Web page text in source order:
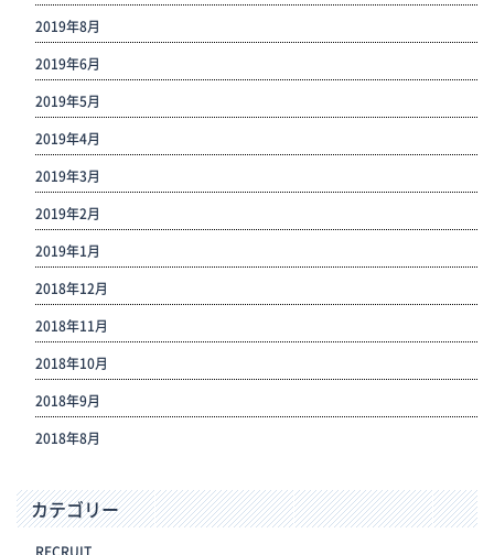
2019年8月
2019年6月
2019年5月
2019年4月
2019年3月
2019年2月
2019年1月
2018年12月
2018年11月
2018年10月
2018年9月
2018年8月
カテゴリー